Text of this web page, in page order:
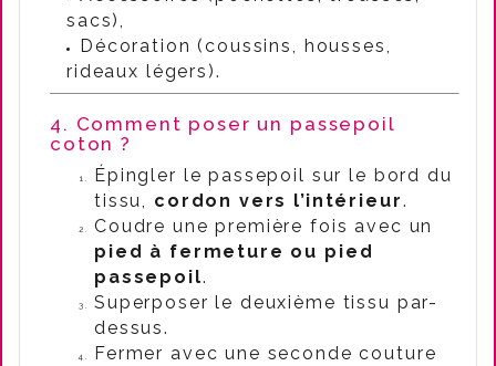
sacs),
Décoration (coussins, housses,
rideaux légers).
4. Comment poser un passepoil
coton ?
Épingler le passepoil sur le bord du
tissu, cordon vers l’intérieur.
Coudre une première fois avec un
pied à fermeture ou pied
passepoil.
Superposer le deuxième tissu par-
dessus.
Fermer avec une seconde couture